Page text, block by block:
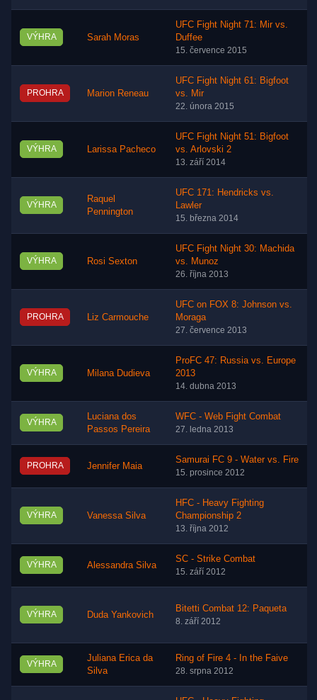
VÝHRA Sarah Moras
UFC Fight Night 71: Mir vs.
Duffee
15. července 2015
PROHRA Marion Reneau
UFC Fight Night 61: Bigfoot
vs. Mir
22. února 2015
VÝHRA Larissa Pacheco
UFC Fight Night 51: Bigfoot
vs. Arlovski 2
13. září 2014
VÝHRA
Raquel
Pennington
UFC 171: Hendricks vs.
Lawler
15. března 2014
VÝHRA Rosi Sexton
UFC Fight Night 30: Machida
vs. Munoz
26. října 2013
PROHRA Liz Carmouche
UFC on FOX 8: Johnson vs.
Moraga
27. července 2013
VÝHRA Milana Dudieva
ProFC 47: Russia vs. Europe
2013
14. dubna 2013
VÝHRA
Luciana dos
Passos Pereira
WFC - Web Fight Combat
27. ledna 2013
PROHRA Jennifer Maia
Samurai FC 9 - Water vs. Fire
15. prosince 2012
VÝHRA Vanessa Silva
HFC - Heavy Fighting
Championship 2
13. října 2012
VÝHRA Alessandra Silva
SC - Strike Combat
15. září 2012
VÝHRA Duda Yankovich
Bitetti Combat 12: Paqueta
8. září 2012
VÝHRA
Juliana Erica da
Silva
Ring of Fire 4 - In the Faive
28. srpna 2012